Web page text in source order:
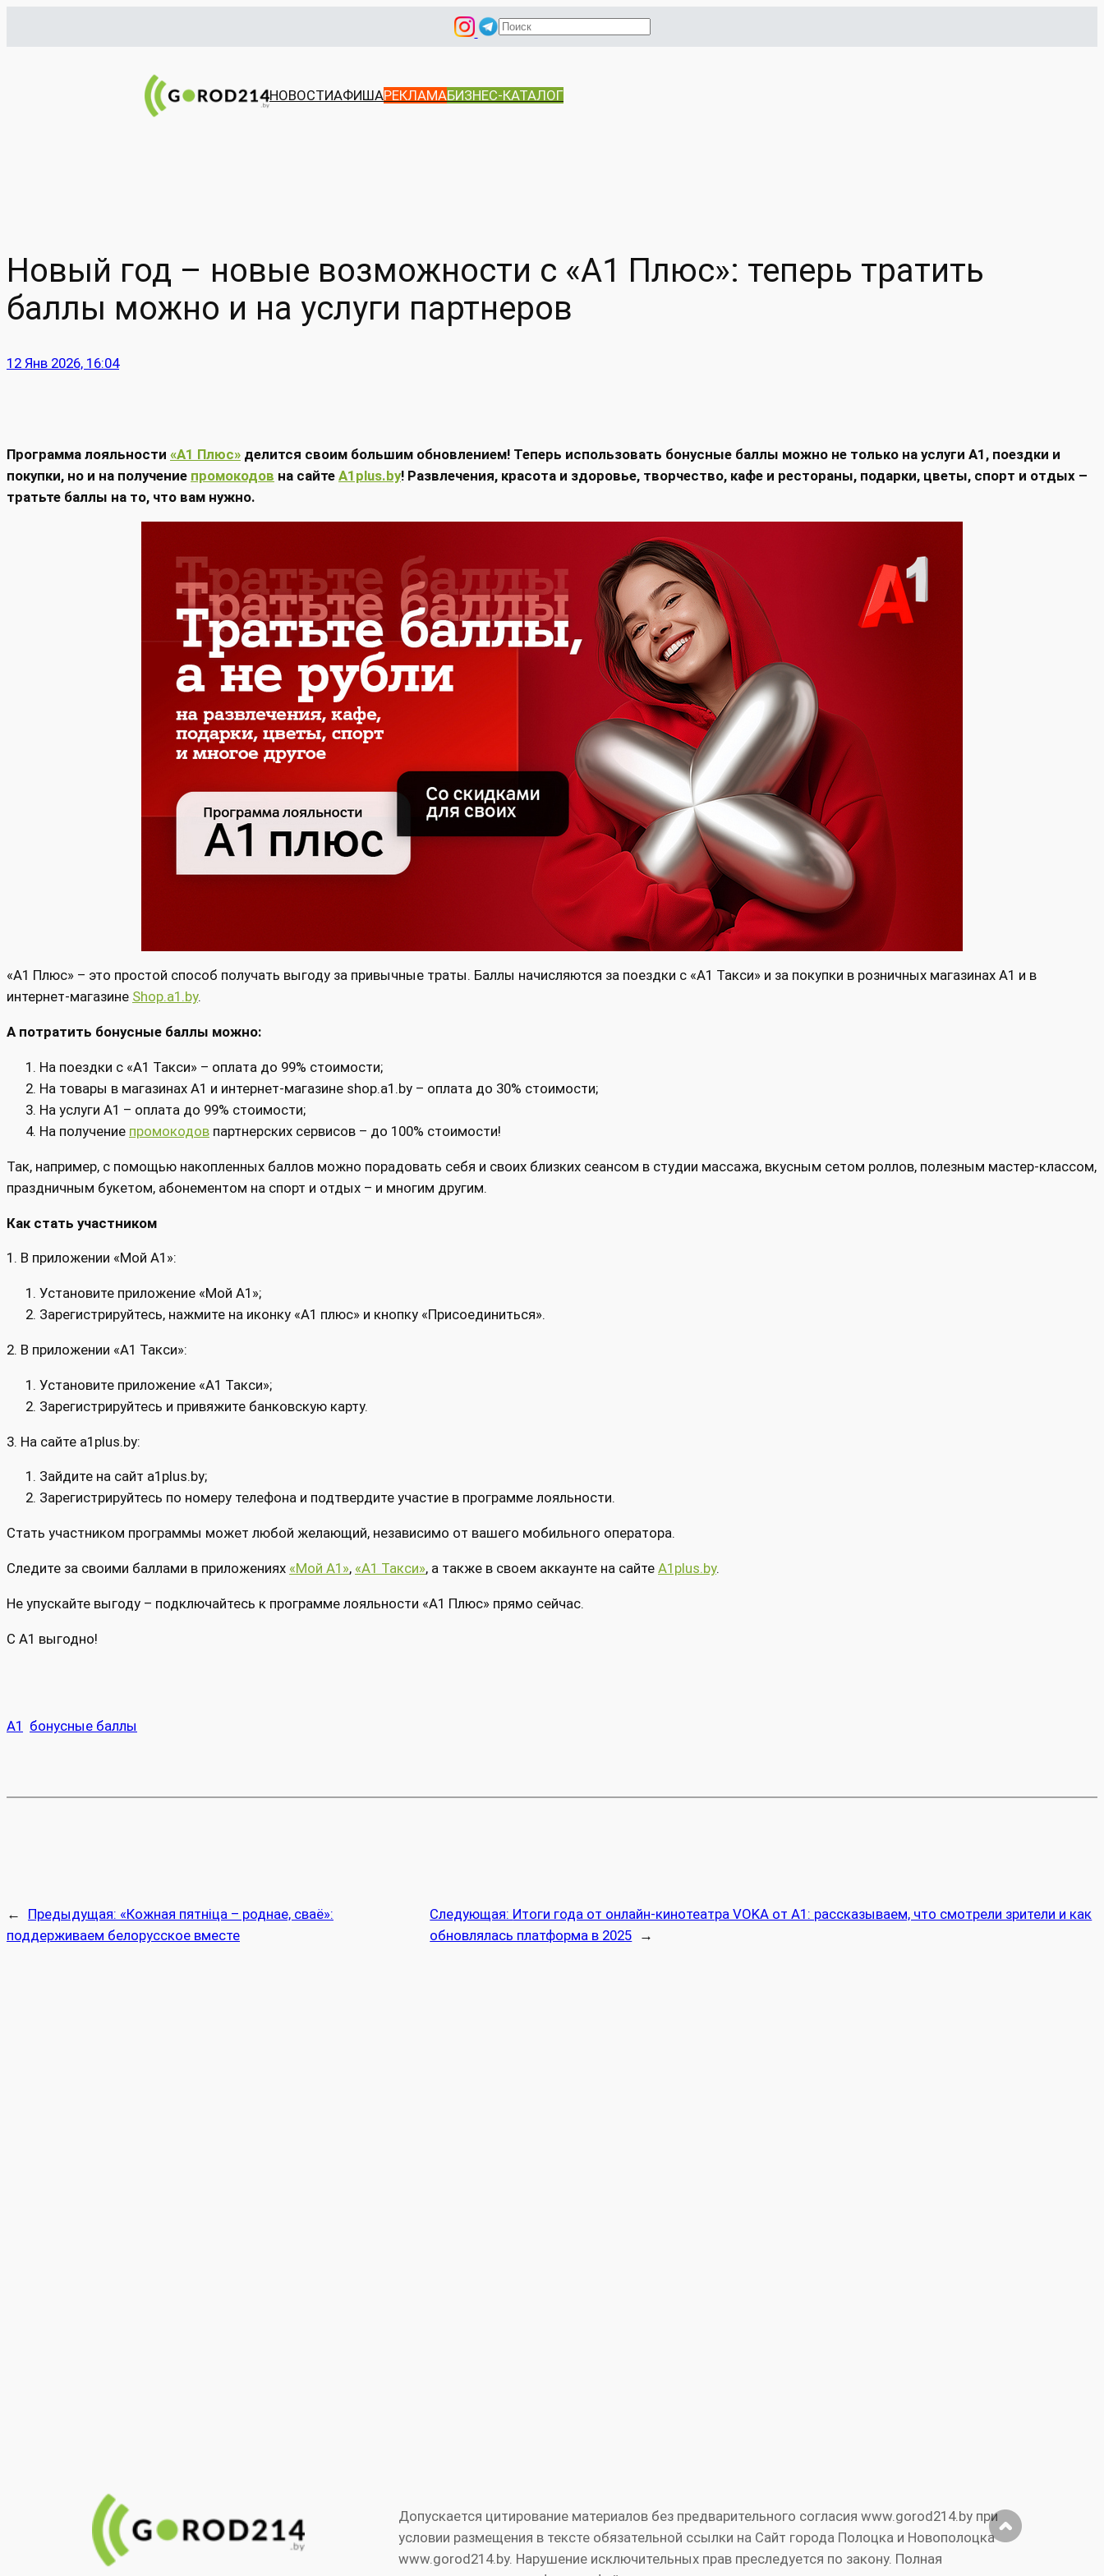
П
с
НОВОСТИАФИШАРЕКЛАМАБИЗНЕС-КАТАЛОГ
Новый год – новые возможности с «A1 Плюс»: теперь тратить
баллы можно и на услуги партнеров
12 Янв 2026, 16:04
Программа лояльности «A1 Плюс» делится своим большим обновлением! Теперь использовать бонусные баллы можно не только на услуги А1, поездки и
покупки, но и на получение промокодов на сайте A1plus.by! Развлечения, красота и здоровье, творчество, кафе и рестораны, подарки, цветы, спорт и отдых –
тратьте баллы на то, что вам нужно.
«A1 Плюс» – это простой способ получать выгоду за привычные траты. Баллы начисляются за поездки с «A1 Такси» и за покупки в розничных магазинах A1 и в
интернет-магазине Shop.a1.by.
А потратить бонусные баллы можно:
На поездки с «A1 Такси» – оплата до 99% стоимости;
На товары в магазинах А1 и интернет-магазине shop.a1.by – оплата до 30% стоимости;
На услуги А1 – оплата до 99% стоимости;
На получение промокодов партнерских сервисов – до 100% стоимости!
Так, например, с помощью накопленных баллов можно порадовать себя и своих близких сеансом в студии массажа, вкусным сетом роллов, полезным мастер-классом,
праздничным букетом, абонементом на спорт и отдых – и многим другим.
Как стать участником
1. В приложении «Мой А1»:
Установите приложение «Мой А1»;
Зарегистрируйтесь, нажмите на иконку «А1 плюс» и кнопку «Присоединиться».
2. В приложении «A1 Такси»:
Установите приложение «A1 Такси»;
Зарегистрируйтесь и привяжите банковскую карту.
3. На сайте a1plus.by:
Зайдите на сайт a1plus.by;
Зарегистрируйтесь по номеру телефона и подтвердите участие в программе лояльности.
Стать участником программы может любой желающий, независимо от вашего мобильного оператора.
Следите за своими баллами в приложениях «Мой А1», «A1 Такси», а также в своем аккаунте на сайте A1plus.by.
Не упускайте выгоду – подключайтесь к программе лояльности «A1 Плюс» прямо сейчас.
С А1 выгодно!
А1 бонусные баллы
← Предыдущая: «Кожная пятніца – роднае, сваё»:
поддерживаем белорусское вместе
Следующая: Итоги года от онлайн-кинотеатра VOKA от А1: рассказываем, что смотрели зрители и как
обновлялась платформа в 2025 →
Допускается цитирование материалов без предварительного согласия www.gorod214.by при
условии размещения в тексте обязательной ссылки на Сайт города Полоцка и Новополоцка
www.gorod214.by. Нарушение исключительных прав преследуется по закону. Полная